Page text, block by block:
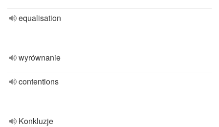
equalisation
wyrównanie
contentions
Konkluzje